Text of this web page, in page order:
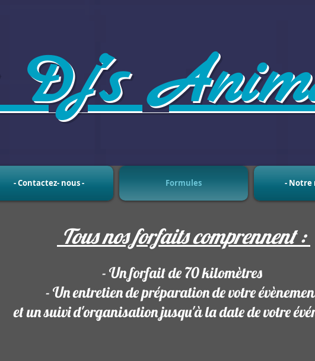
Dj's
Tous nos forfaits comprennent :
- Un forfait de 70 kilomètres
- Un entretien de préparation de votre
et un suivi d'organisation jusqu'à la date de votre
- Contactez- nous - Formules - Notre